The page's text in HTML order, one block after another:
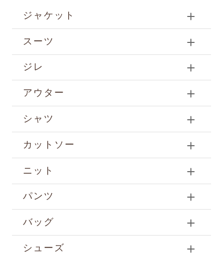
ジャケット
スーツ
ジレ
アウター
シャツ
カットソー
ニット
パンツ
バッグ
シューズ